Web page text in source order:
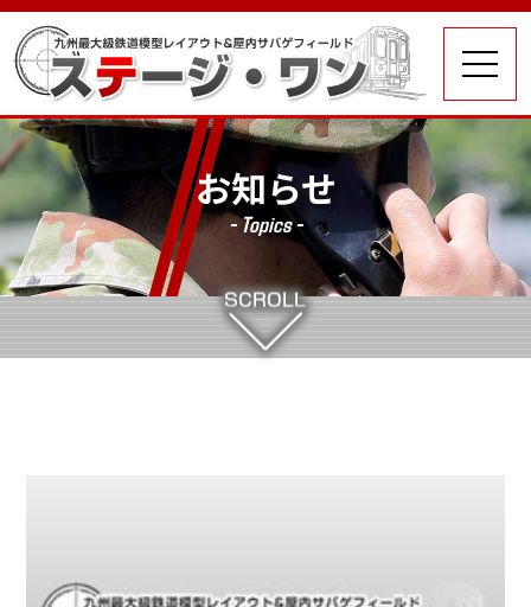
お知らせ
- Topics -